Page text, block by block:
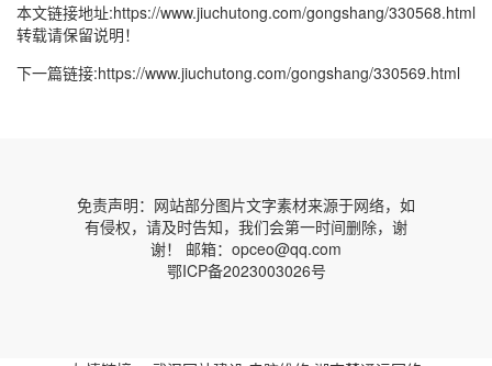
本文链接地址:https://www.jiuchutong.com/gongshang/330568.html
转载请保留说明！
下一篇链接:https://www.jiuchutong.com/gongshang/330569.html
免责声明：网站部分图片文字素材来源于网络，如
有侵权，请及时告知，我们会第一时间删除，谢
谢！ 邮箱：opceo@qq.com
鄂ICP备2023003026号